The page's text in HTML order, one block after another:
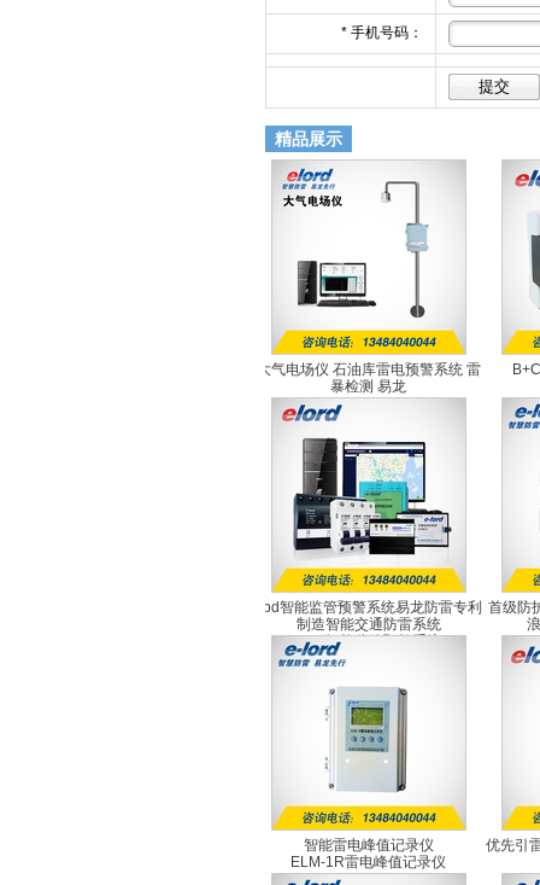
* 手机号码：
精品展示
大气电场仪 石油库雷电预警系统 雷
暴检测 易龙
EL-EFM1.0
spd智能监管预警系统易龙防雷专利
制造智能交通防雷系统
SPD智能监管预警系统
首级防
智能雷电峰值记录仪
ELM-1R雷电峰值记录仪
优先引